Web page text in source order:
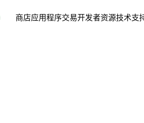
商店应用程序交易开发者资源技术支